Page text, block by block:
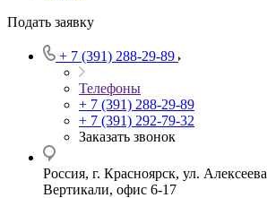
Подать заявку
+ 7 (391) 288-29-89
Телефоны
+ 7 (391) 288-29-89
+ 7 (391) 292-79-32
Заказать звонок
Россия, г. Красноярск, ул.
Вертикали, офис 6-17